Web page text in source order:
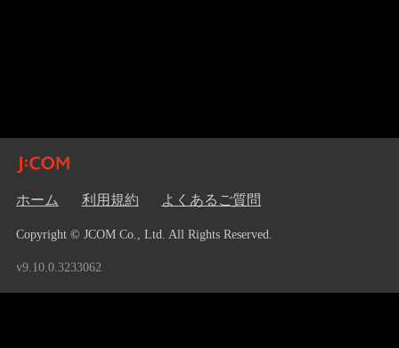
ホーム 利用規約 よくあるご質問
Copyright © JCOM Co., Ltd. All Rights Reserved.
v9.10.0.3233062